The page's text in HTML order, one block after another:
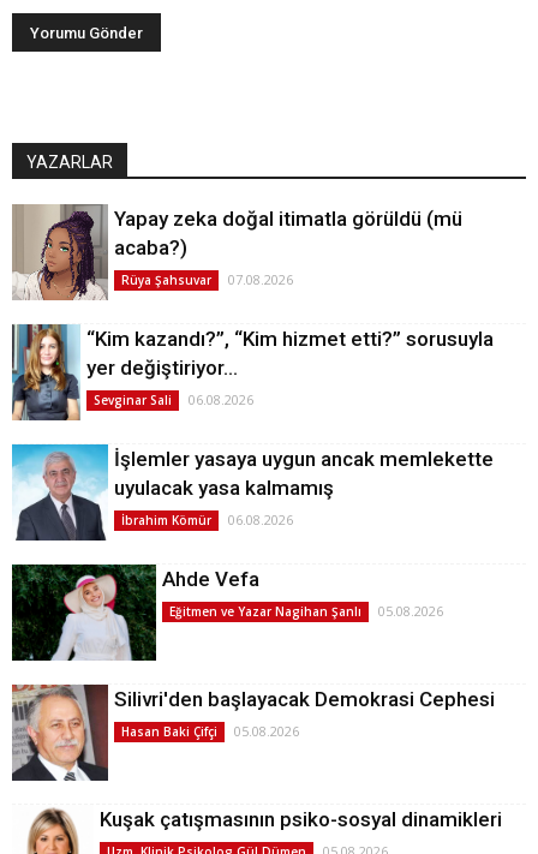
YAZARLAR
Yapay zeka doğal itimatla görüldü (mü
acaba?)
Rüya Şahsuvar 07.08.2026
“Kim kazandı?”, “Kim hizmet etti?” sorusuyla
yer değiştiriyor…
Sevginar Sali 06.08.2026
İşlemler yasaya uygun ancak memlekette
uyulacak yasa kalmamış
İbrahim Kömür 06.08.2026
Ahde Vefa
Eğitmen ve Yazar Nagihan Şanlı 05.08.2026
Silivri'den başlayacak Demokrasi Cephesi
Hasan Baki Çifçi 05.08.2026
Kuşak çatışmasının psiko-sosyal dinamikleri